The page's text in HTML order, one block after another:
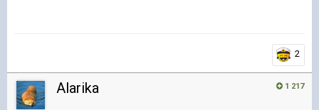
2
1 217
Alarika